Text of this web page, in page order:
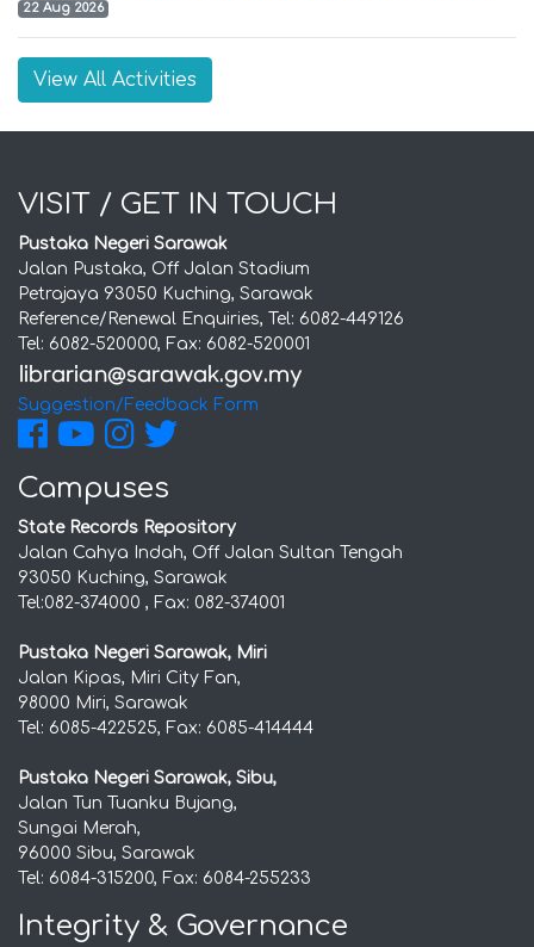
22 Aug 2026
View All Activities
VISIT / GET IN TOUCH
Pustaka Negeri Sarawak
Jalan Pustaka, Off Jalan Stadium
Petrajaya 93050 Kuching, Sarawak
Reference/Renewal Enquiries, Tel: 6082-449126
Tel: 6082-520000, Fax: 6082-520001
Suggestion/Feedback Form
Campuses
State Records Repository
Jalan Cahya Indah, Off Jalan Sultan Tengah
93050 Kuching, Sarawak
Tel:082-374000 , Fax: 082-374001
Pustaka Negeri Sarawak, Miri
Jalan Kipas, Miri City Fan,
98000 Miri, Sarawak
Tel: 6085-422525, Fax: 6085-414444
Pustaka Negeri Sarawak, Sibu,
Jalan Tun Tuanku Bujang,
Sungai Merah,
96000 Sibu, Sarawak
Tel: 6084-315200, Fax: 6084-255233
Integrity & Governance